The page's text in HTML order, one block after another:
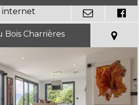
Bois Charrières